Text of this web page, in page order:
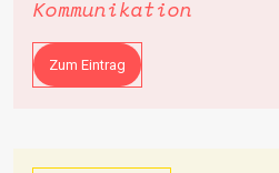
Kommunikation
Zum Eintrag